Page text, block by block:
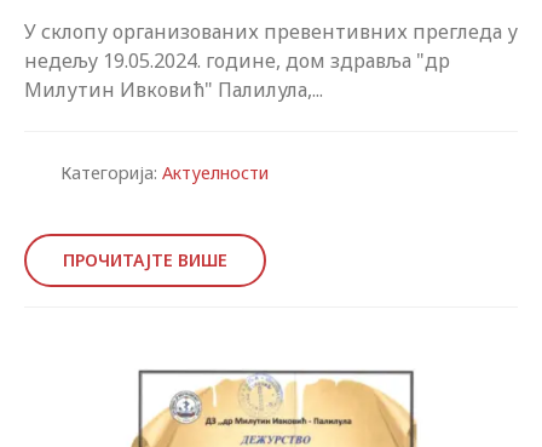
У склопу организованих превентивних прегледа у
недељу 19.05.2024. године, дом здравља "др
Милутин Ивковић" Палилула,...
Категорија: Актуелности
ПРОЧИТАЈТЕ ВИШЕ